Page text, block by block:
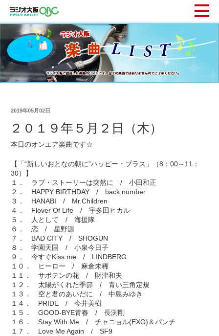
2019年05月02日
２０１９年５月２日（木）
本日のオンエア楽曲です☆
【「“新しいおとなの朝に”ハッピー・プラス」（8：00～11：
30）】
１． ラブ・ストーリーは突然に / 小田和正
２． HAPPY BIRTHDAY / back number
３． HANABI / Mr.Children
４． Flover Of Life / 宇多田ヒカル
５． 人として / 海援隊
６． 恋 / 星野源
７． BAD CITY / SHOGUN
８． 学園天国 / 小泉今日子
９． 今すぐKiss me / LINDBERG
１０． ヒーロー / 麻倉未稀
１１． サボテンの花 / 財津和夫
１２． 太陽がくれた季節 / 青い三角定規
１３． 空と君のあいだに / 中島みゆき
１４． PRIDE / 今井美樹
１５． GOOD-BYE青春 / 長渕剛
１６． Stay With Me / チャニョル(EXO)＆パンチ
１７． Love Me Again / SF9